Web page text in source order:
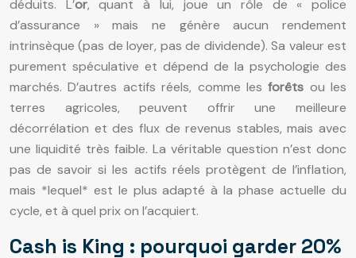
déduits. L’or, quant à lui, joue un rôle de « police
d’assurance » mais ne génère aucun rendement
intrinsèque (pas de loyer, pas de dividende). Sa valeur est
purement spéculative et dépend de la psychologie des
marchés. D’autres actifs réels, comme lesforêts ou les
terres agricoles, peuvent offrir une meilleure
décorrélation et des flux de revenus stables, mais avec
une liquidité très faible. La véritable question n’est donc
pas de savoir si les actifs réels protègent de l’inflation,
mais *lequel* est le plus adapté à la phase actuelle du
cycle, et à quel prix on l’acquiert.
Cash is King : pourquoi garder 20%